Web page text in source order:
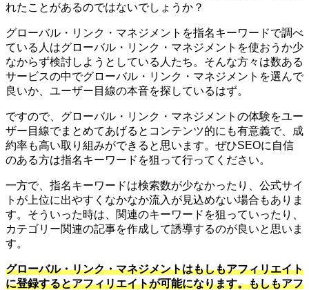
れたことがあるのではないでしょうか？
グローバル・リンク・マネジメントを指名キーワードで調べ
ている人はグローバル・リンク・マネジメントを使おうか少
なからず検討しようとしている人たち。そんな方々は数ある
サービスの中でグローバル・リンク・マネジメントを選んで
良いか、ユーザー目線の本音を探しているはず。
ですので、グローバル・リンク・マネジメントの体験をユー
ザー目線でまとめてあげるとコンテンツ的にも有意義で、成
約率も高い取り組みができると思います。ぜひSEOに自信
のある方は指名キーワードを狙って行ってください。
一方で、指名キーワードは検索数が少なかったり、公式サイ
トが上位に出やすくなかなか流入が見込めない場合もありま
す。そういった時は、関連のキーワードを狙っていったり、
カテゴリー関連の記事を作成して誘導するのが良いと思いま
す。
グローバル・リンク・マネジメントはもしもアフィリエイト
に登録するとアフィリエイトが可能になります。もしもアフ